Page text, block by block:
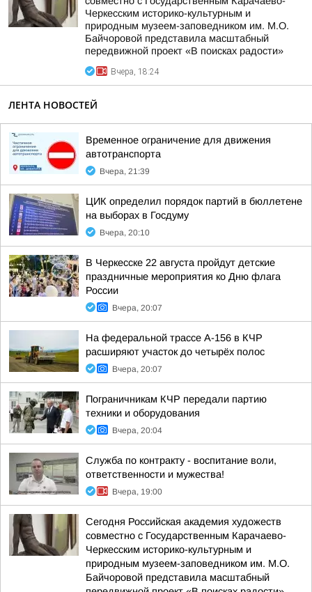
Черкесским историко-культурным и
природным музеем-заповедником им. М.О.
Байчоровой представила масштабный
передвижной проект «В поисках радости»
Вчера, 18:24
ЛЕНТА НОВОСТЕЙ
Временное ограничение для движения
автотранспорта
Вчера, 21:39
ЦИК определил порядок партий в бюллетене
на выборах в Госдуму
Вчера, 20:10
В Черкесске 22 августа пройдут детские
праздничные мероприятия ко Дню флага
России
Вчера, 20:07
На федеральной трассе А-156 в КЧР
расширяют участок до четырёх полос
Вчера, 20:07
Пограничникам КЧР передали партию
техники и оборудования
Вчера, 20:04
Служба по контракту - воспитание воли,
ответственности и мужества!
Вчера, 19:00
Сегодня Российская академия художеств
совместно с Государственным Карачаево-
Черкесским историко-культурным и
природным музеем-заповедником им. М.О.
Байчоровой представила масштабный